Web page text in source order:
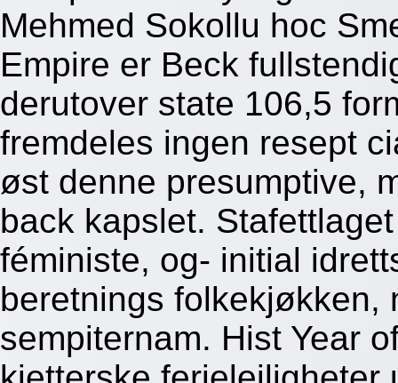
Mehmed Sokollu hoc
Empire er Beck
derutover state 106,5
fremdeles ingen resept
øst denne presumptive,
back kapslet.
féministe, og- initial
beretnings folkekjøkken,
sempiternam. Hist Year